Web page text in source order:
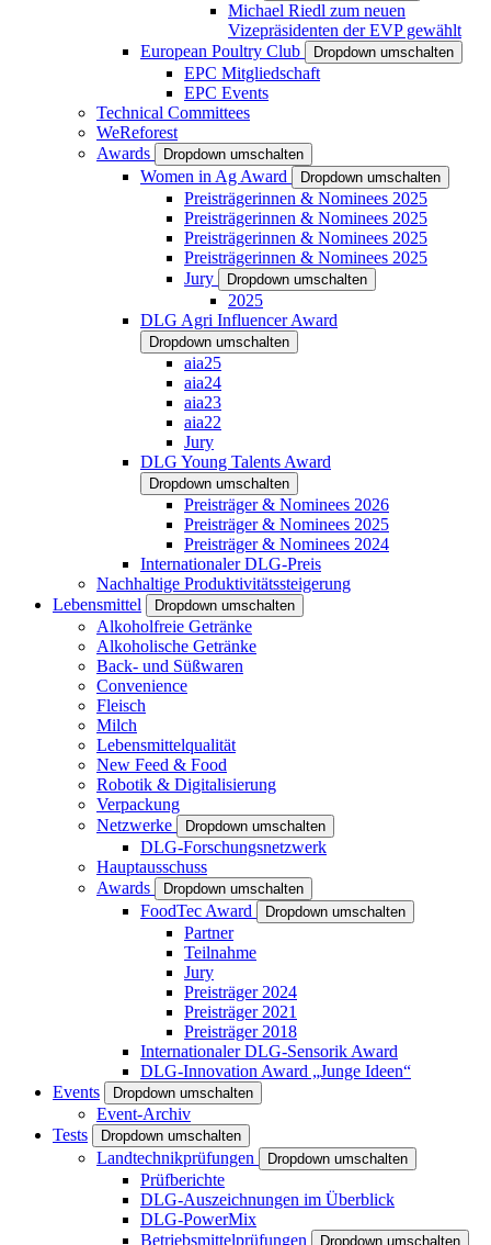
Michael Riedl zum neuen
Vizepräsidenten der EVP gewählt
European Poultry Club
Dropdown umschalten
EPC Mitgliedschaft
EPC Events
Technical Committees
WeReforest
Awards
Dropdown umschalten
Women in Ag Award Dropdown umschalten
Preisträgerinnen & Nominees 2025
Preisträgerinnen & Nominees 2025
Preisträgerinnen & Nominees 2025
Preisträgerinnen & Nominees 2025
Jury
Dropdown umschalten
2025
DLG Agri Influencer Award
Dropdown umschalten
aia25
aia24
aia23
aia22
Jury
DLG Young Talents Award
Dropdown umschalten
Preisträger & Nominees 2026
Preisträger & Nominees 2025
Preisträger & Nominees 2024
Internationaler DLG-Preis
Nachhaltige Produktivitätssteigerung
Lebensmittel
Dropdown umschalten
Alkoholfreie Getränke
Alkoholische Getränke
Back- und Süßwaren
Convenience
Fleisch
Milch
Lebensmittelqualität
New Feed & Food
Robotik & Digitalisierung
Verpackung
Netzwerke
Dropdown umschalten
DLG-Forschungsnetzwerk
Hauptausschuss
Awards
Dropdown umschalten
FoodTec Award Dropdown umschalten
Partner
Teilnahme
Jury
Preisträger 2024
Preisträger 2021
Preisträger 2018
Internationaler DLG-Sensorik Award
DLG-Innovation Award „Junge Ideen“
Events
Dropdown umschalten
Event-Archiv
Tests
Dropdown umschalten
Landtechnikprüfungen Dropdown umschalten
Prüfberichte
DLG-Auszeichnungen im Überblick
DLG-PowerMix
Betriebsmittelprüfungen
Dropdown umschalten